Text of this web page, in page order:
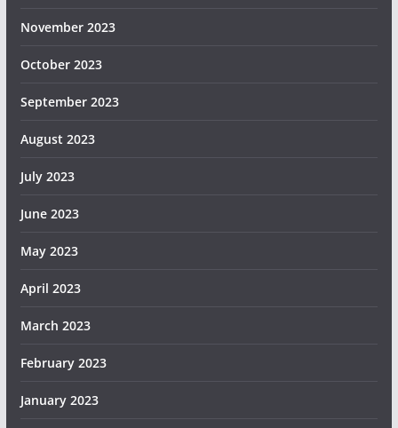
November 2023
October 2023
September 2023
August 2023
July 2023
June 2023
May 2023
April 2023
March 2023
February 2023
January 2023